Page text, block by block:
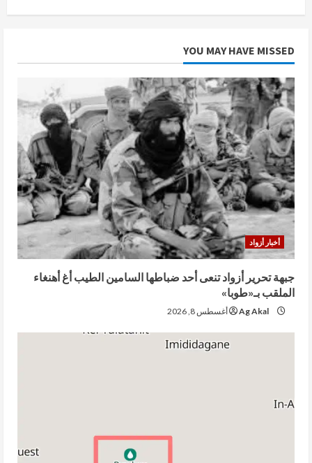
YOU MAY HAVE MISSED
أخبار أزواد
جبهة تحرير أزواد تنعى أحد ضباطها السامين الطيب أغ أهنغاء
الملقب بـ«طوبا»
Ag Akal أغسطس 8, 2026